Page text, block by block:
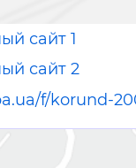
сайт 1
сайт 2
f/korund-